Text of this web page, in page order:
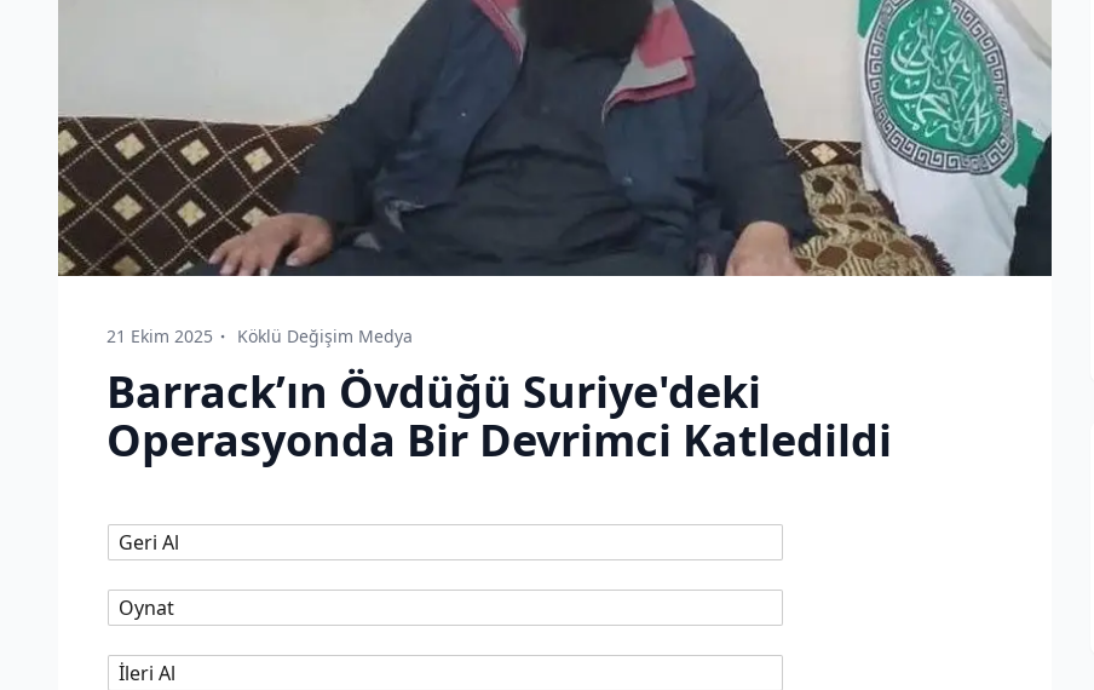
21 Ekim 2025 Köklü Değişim Medya
Barrack’ın Övdüğü Suriye'deki
Operasyonda Bir Devrimci Katledildi
Geri Al
Oynat
İleri Al